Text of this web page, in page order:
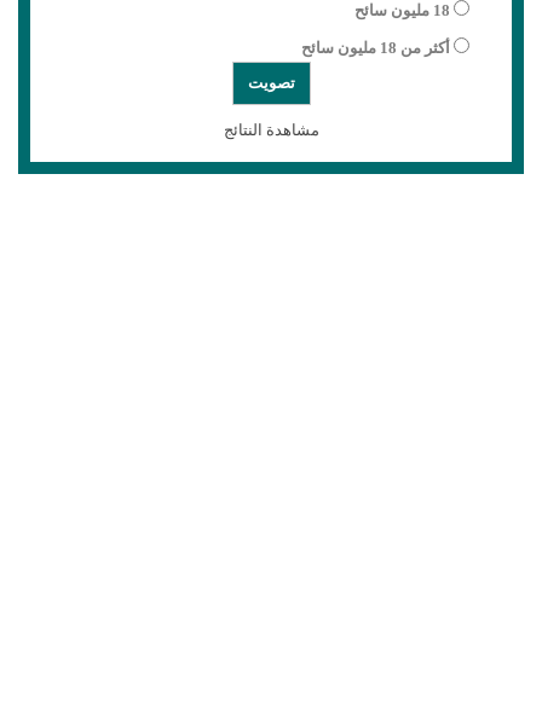
18 مليون سائح
أكثر من 18 مليون سائح
مشاهدة النتائج